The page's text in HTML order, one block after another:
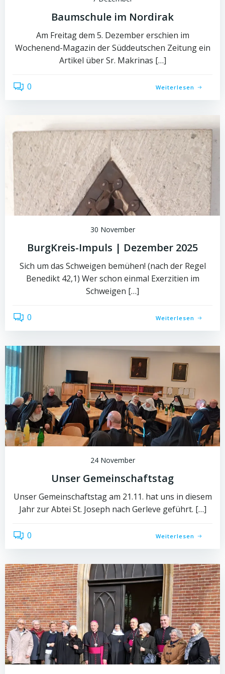
Baumschule im Nordirak
Am Freitag dem 5. Dezember erschien im
Wochenend-Magazin der Süddeutschen Zeitung ein
Artikel über Sr. Makrinas […]
0 Weiterlesen
30 November
BurgKreis-Impuls | Dezember 2025
Sich um das Schweigen bemühen! (nach der Regel
Benedikt 42,1) Wer schon einmal Exerzitien im
Schweigen […]
0 Weiterlesen
24 November
Unser Gemeinschaftstag
Unser Gemeinschaftstag am 21.11. hat uns in diesem
Jahr zur Abtei St. Joseph nach Gerleve geführt. […]
0 Weiterlesen